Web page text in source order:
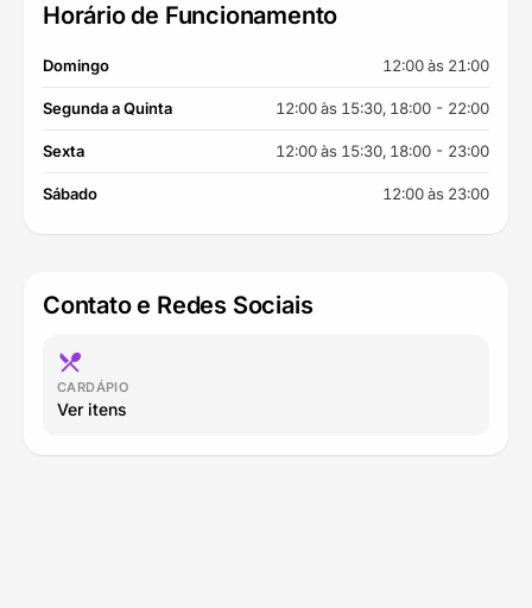
Horário de Funcionamento
Domingo 12:00 às 21:00
Segunda a Quinta 12:00 às 15:30, 18:00 - 22:00
Sexta 12:00 às 15:30, 18:00 - 23:00
Sábado 12:00 às 23:00
Contato e Redes Sociais
restaurant_menu
CARDÁPIO
Ver itens